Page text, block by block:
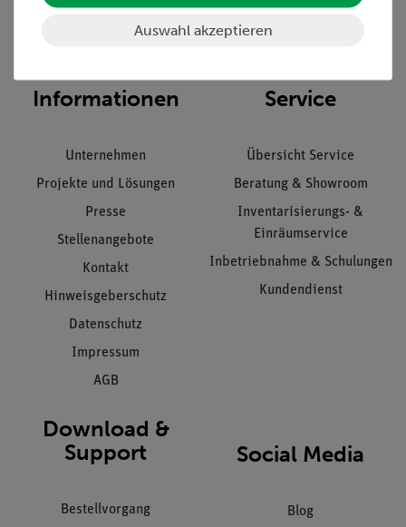
Nach oben
Informationen
Unternehmen
Projekte und Lösungen
Presse
Stellenangebote
Kontakt
Hinweisgeberschutz
Datenschutz
Impressum
AGB
Service
Übersicht Service
Beratung & Showroom
Inventarisierungs- &
Einräumservice
Inbetriebnahme & Schulungen
Kundendienst
Download &
Support
Bestellvorgang
Social Media
Blog
Auswahl akzeptieren